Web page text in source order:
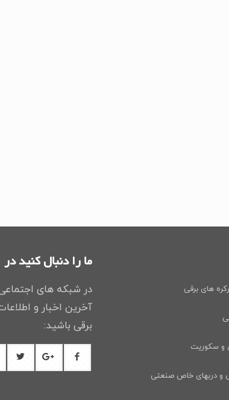
های برقی
و سکوریت
و دربهای خاص صنعتی
ما را دنبال کنید در
در شبکه های اجتماعی
آخرین اخبار و
برقی باشید: